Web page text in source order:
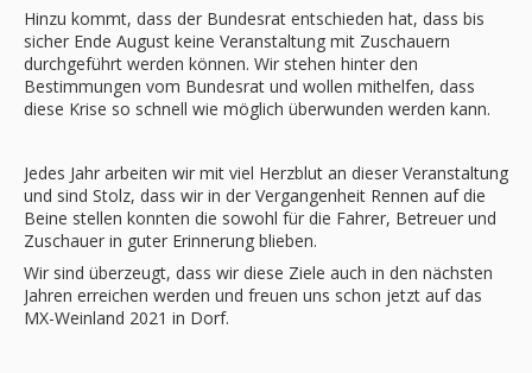
Hinzu kommt, dass der Bundesrat entschieden hat, dass bis
sicher Ende August keine Veranstaltung mit Zuschauern
durchgeführt werden können. Wir stehen hinter den
Bestimmungen vom Bundesrat und wollen mithelfen, dass
diese Krise so schnell wie möglich überwunden werden kann.
Jedes Jahr arbeiten wir mit viel Herzblut an dieser Veranstaltung
und sind Stolz, dass wir in der Vergangenheit Rennen auf die
Beine stellen konnten die sowohl für die Fahrer, Betreuer und
Zuschauer in guter Erinnerung blieben.
Wir sind überzeugt, dass wir diese Ziele auch in den nächsten
Jahren erreichen werden und freuen uns schon jetzt auf das
MX-Weinland 2021 in Dorf.